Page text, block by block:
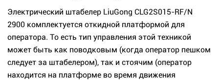
Электрический штабелер LiuGong CLG2S015-RF/N
2900 комплектуется откидной платформой для
оператора. То есть тип управления этой техникой
может быть как поводковым (когда оператор пешком
следует за штабелером), так и стоячим (оператор
находится на платформе во время движения